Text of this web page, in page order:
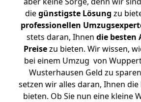
diegünstigste Lösung zu
professionellen
stets daran, Ihnen die besten
Preisezu bieten. Wir wissen,
bei einem Umzug von
Wusterhausen Geld zu
setzen wir alles daran, Ihnen die
bieten. Ob Sie nun eine kleine